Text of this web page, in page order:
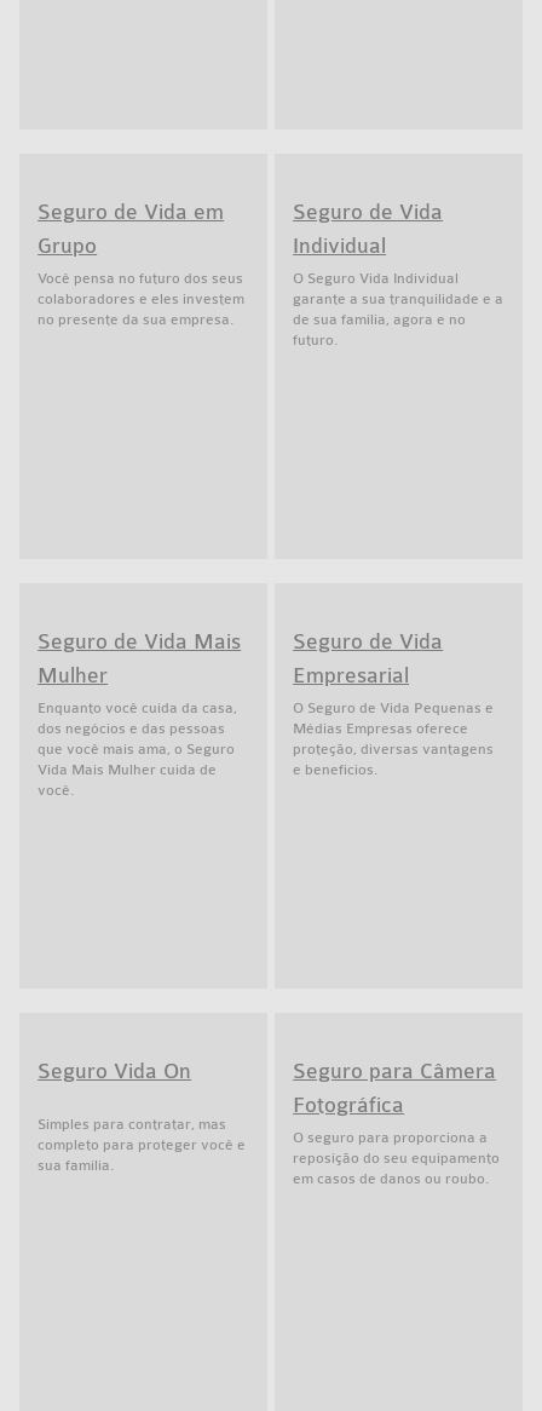
Seguro de Vida em
Grupo
Você pensa no futuro dos seus
colaboradores e eles investem
no presente da sua empresa.
Seguro de Vida
Individual
O Seguro Vida Individual
garante a sua tranquilidade e a
de sua família, agora e no
futuro.
Seguro de Vida Mais
Mulher
Enquanto você cuida da casa,
dos negócios e das pessoas
que você mais ama, o Seguro
Vida Mais Mulher cuida de
você.
Seguro de Vida
Empresarial
O Seguro de Vida Pequenas e
Médias Empresas oferece
proteção, diversas vantagens
e benefícios.
Seguro Vida On
Simples para contratar, mas
completo para proteger você e
sua família.
Seguro para Câmera
Fotográfica
O seguro para proporciona a
reposição do seu equipamento
em casos de danos ou roubo.